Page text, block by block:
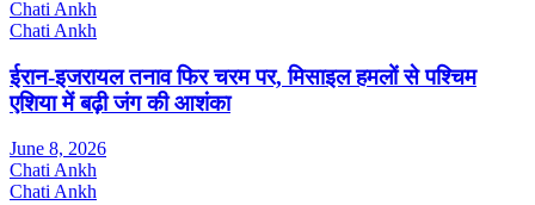
Chati Ankh
Chati Ankh
ईरान-इजरायल तनाव फिर चरम पर, मिसाइल हमलों से पश्चिम
एशिया में बढ़ी जंग की आशंका
June 8, 2026
Chati Ankh
Chati Ankh